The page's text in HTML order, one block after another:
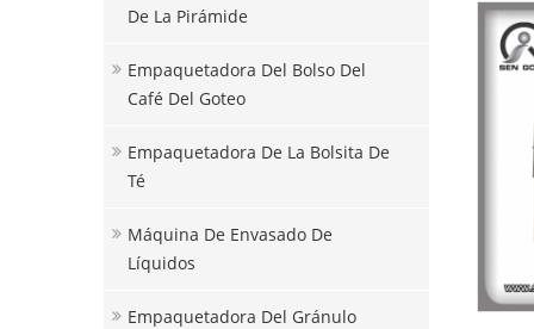
De La Pirámide
Empaquetadora Del Bolso Del
Café Del Goteo
Empaquetadora De La Bolsita De
Té
Máquina De Envasado De
Líquidos
Empaquetadora Del Gránulo